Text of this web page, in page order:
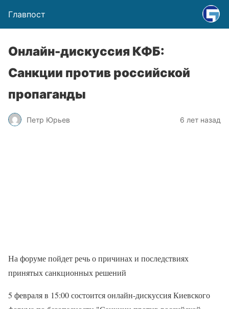
Главпост
Онлайн-дискуссия КФБ:
Санкции против российской
пропаганды
Петр Юрьев 6 лет назад
На форуме пойдет речь о причинах и последствиях
принятых санкционных решений
5 февраля в 15:00 состоится онлайн-дискуссия Киевского